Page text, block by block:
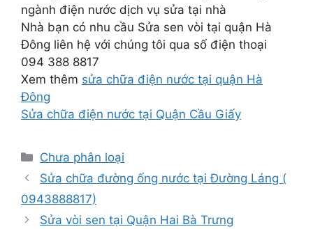
ngành điện nước dịch vụ sửa tại nhà
Nhà bạn có nhu cầu Sửa sen vòi tại quận Hà
Đông liên hệ với chúng tôi qua số điện thoại
094 388 8817
Xem thêm sửa chữa điện nước tại quận Hà
Đông
Sửa chữa điện nước tại Quận Cầu Giấy
Danh
mục
Chưa phân loại
Sửa chữa đường ống nước tại Đường Láng (
0943888817)
Sửa vòi sen tại Quận Hai Bà Trưng